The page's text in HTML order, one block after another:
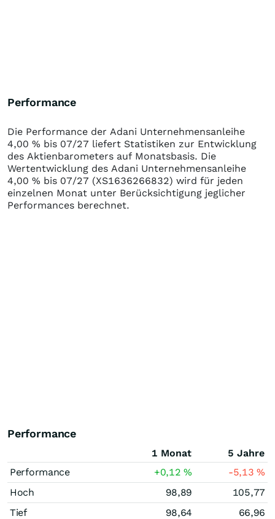
Performance
Die Performance der Adani Unternehmensanleihe
4,00 % bis 07/27 liefert Statistiken zur Entwicklung
des Aktienbarometers auf Monatsbasis. Die
Wertentwicklung des Adani Unternehmensanleihe
4,00 % bis 07/27 (XS1636266832) wird für jeden
einzelnen Monat unter Berücksichtigung jeglicher
Performances berechnet.
Performance
1 Monat
5 Jahre
Performance
+0,12% -5,13%
Hoch
98,89
105,77
Tief
98,64
66,96